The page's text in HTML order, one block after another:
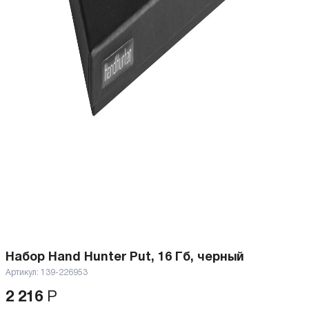
Набор Hand Hunter Put, 16 Гб, черный
Артикул: 139-226953
2 216 Р